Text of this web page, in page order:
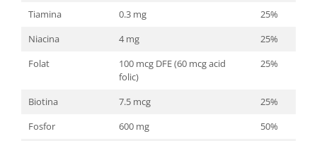
Tiamina
0.3 mg
25%
Niacina
4 mg
25%
Folat
100 mcg DFE (60 mcg acid
folic)
25%
Biotina 7.5 mcg
25%
Fosfor
600 mg
50%